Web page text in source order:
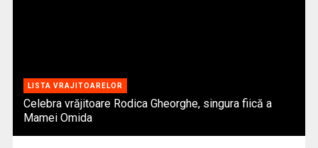
LISTA VRAJITOARELOR
Celebra vrăjitoare Rodica Gheorghe, singura fiică a
Mamei Omida